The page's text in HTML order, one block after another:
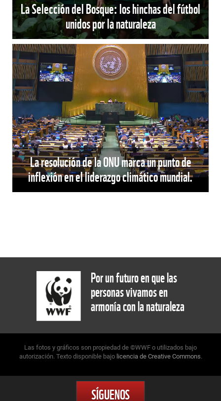
La Selección del Bosque: los hinchas del fútbol
unidos por la naturaleza
La resolución de la ONU marca un punto de
inflexión en el liderazgo climático mundial.
Por un futuro en que las
personas vivamos en
armonía con la naturaleza
Las fotos y gráficos son propiedad de ©WWF o utilizados bajo
autorización. Texto disponible bajo licencia de Creative Commons.
SÍGUENOS